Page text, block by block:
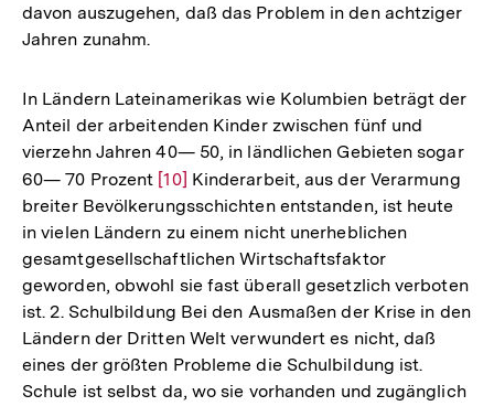
der
davon auszugehen, daß das Problem in den achtziger
Jahren zunahm.
In Ländern Lateinamerikas wie Kolumbien beträgt der
Anteil der arbeitenden Kinder zwischen fünf und
vierzehn Jahren 40— 50, in ländlichen Gebieten sogar
60— 70 Prozent Zur
Auflösung
der
Fußnote
[10] Kinderarbeit, aus der Verarmung
breiter Bevölkerungsschichten entstanden, ist heute
in vielen Ländern zu einem nicht unerheblichen
gesamtgesellschaftlichen Wirtschaftsfaktor
geworden, obwohl sie fast überall gesetzlich verboten
ist. 2. Schulbildung Bei den Ausmaßen der Krise in den
Ländern der Dritten Welt verwundert es nicht, daß
eines der größten Probleme die Schulbildung ist.
Schule ist selbst da, wo sie vorhanden und zugänglich